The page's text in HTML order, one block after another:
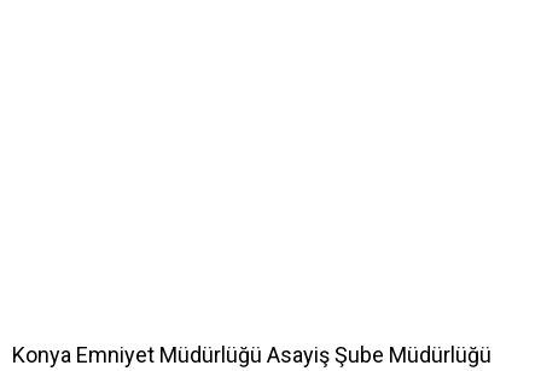
Konya Emniyet Müdürlüğü Asayiş Şube Müdürlüğü